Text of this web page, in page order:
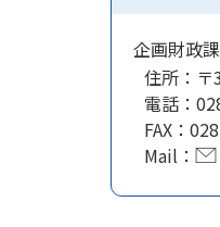
企画財政
住所：
電話：
FAX：
Mail：